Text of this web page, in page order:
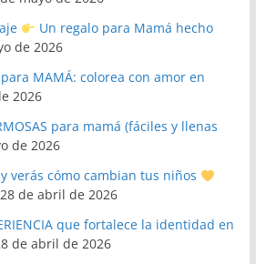
Un regalo para Mamá hecho
de 2026
MAMÁ: colorea con amor en
2026
para mamá (fáciles y llenas
de 2026
verás cómo cambian tus niños
28 de abril de 2026
que fortalece la identidad en
de abril de 2026